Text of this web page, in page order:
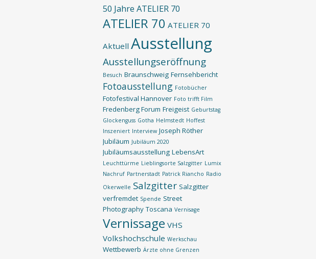
50 Jahre ATELIER 70
ATELIER 70 ATELIER 70
Aktuell Ausstellung
Ausstellungseröffnung
Besuch Braunschweig Fernsehbericht
Fotoausstellung Fotobücher
Fotofestival Hannover Foto trifft Film
Fredenberg Forum Freigeist Geburtstag
Glockenguss Gotha Helmstedt Hoffest
Inszeniert Interview Joseph Röther
Jubiläum Jubiläum 2020
Jubiläumsausstellung LebensArt
Leuchttürme Lieblingsorte Salzgitter Lumix
Nachruf Partnerstadt Patrick Riancho Radio
Okerwelle Salzgitter Salzgitter
verfremdet Spende Street
Photography Toscana Vernisage
Vernissage VHS
Volkshochschule Werkschau
Wettbewerb Ärzte ohne Grenzen